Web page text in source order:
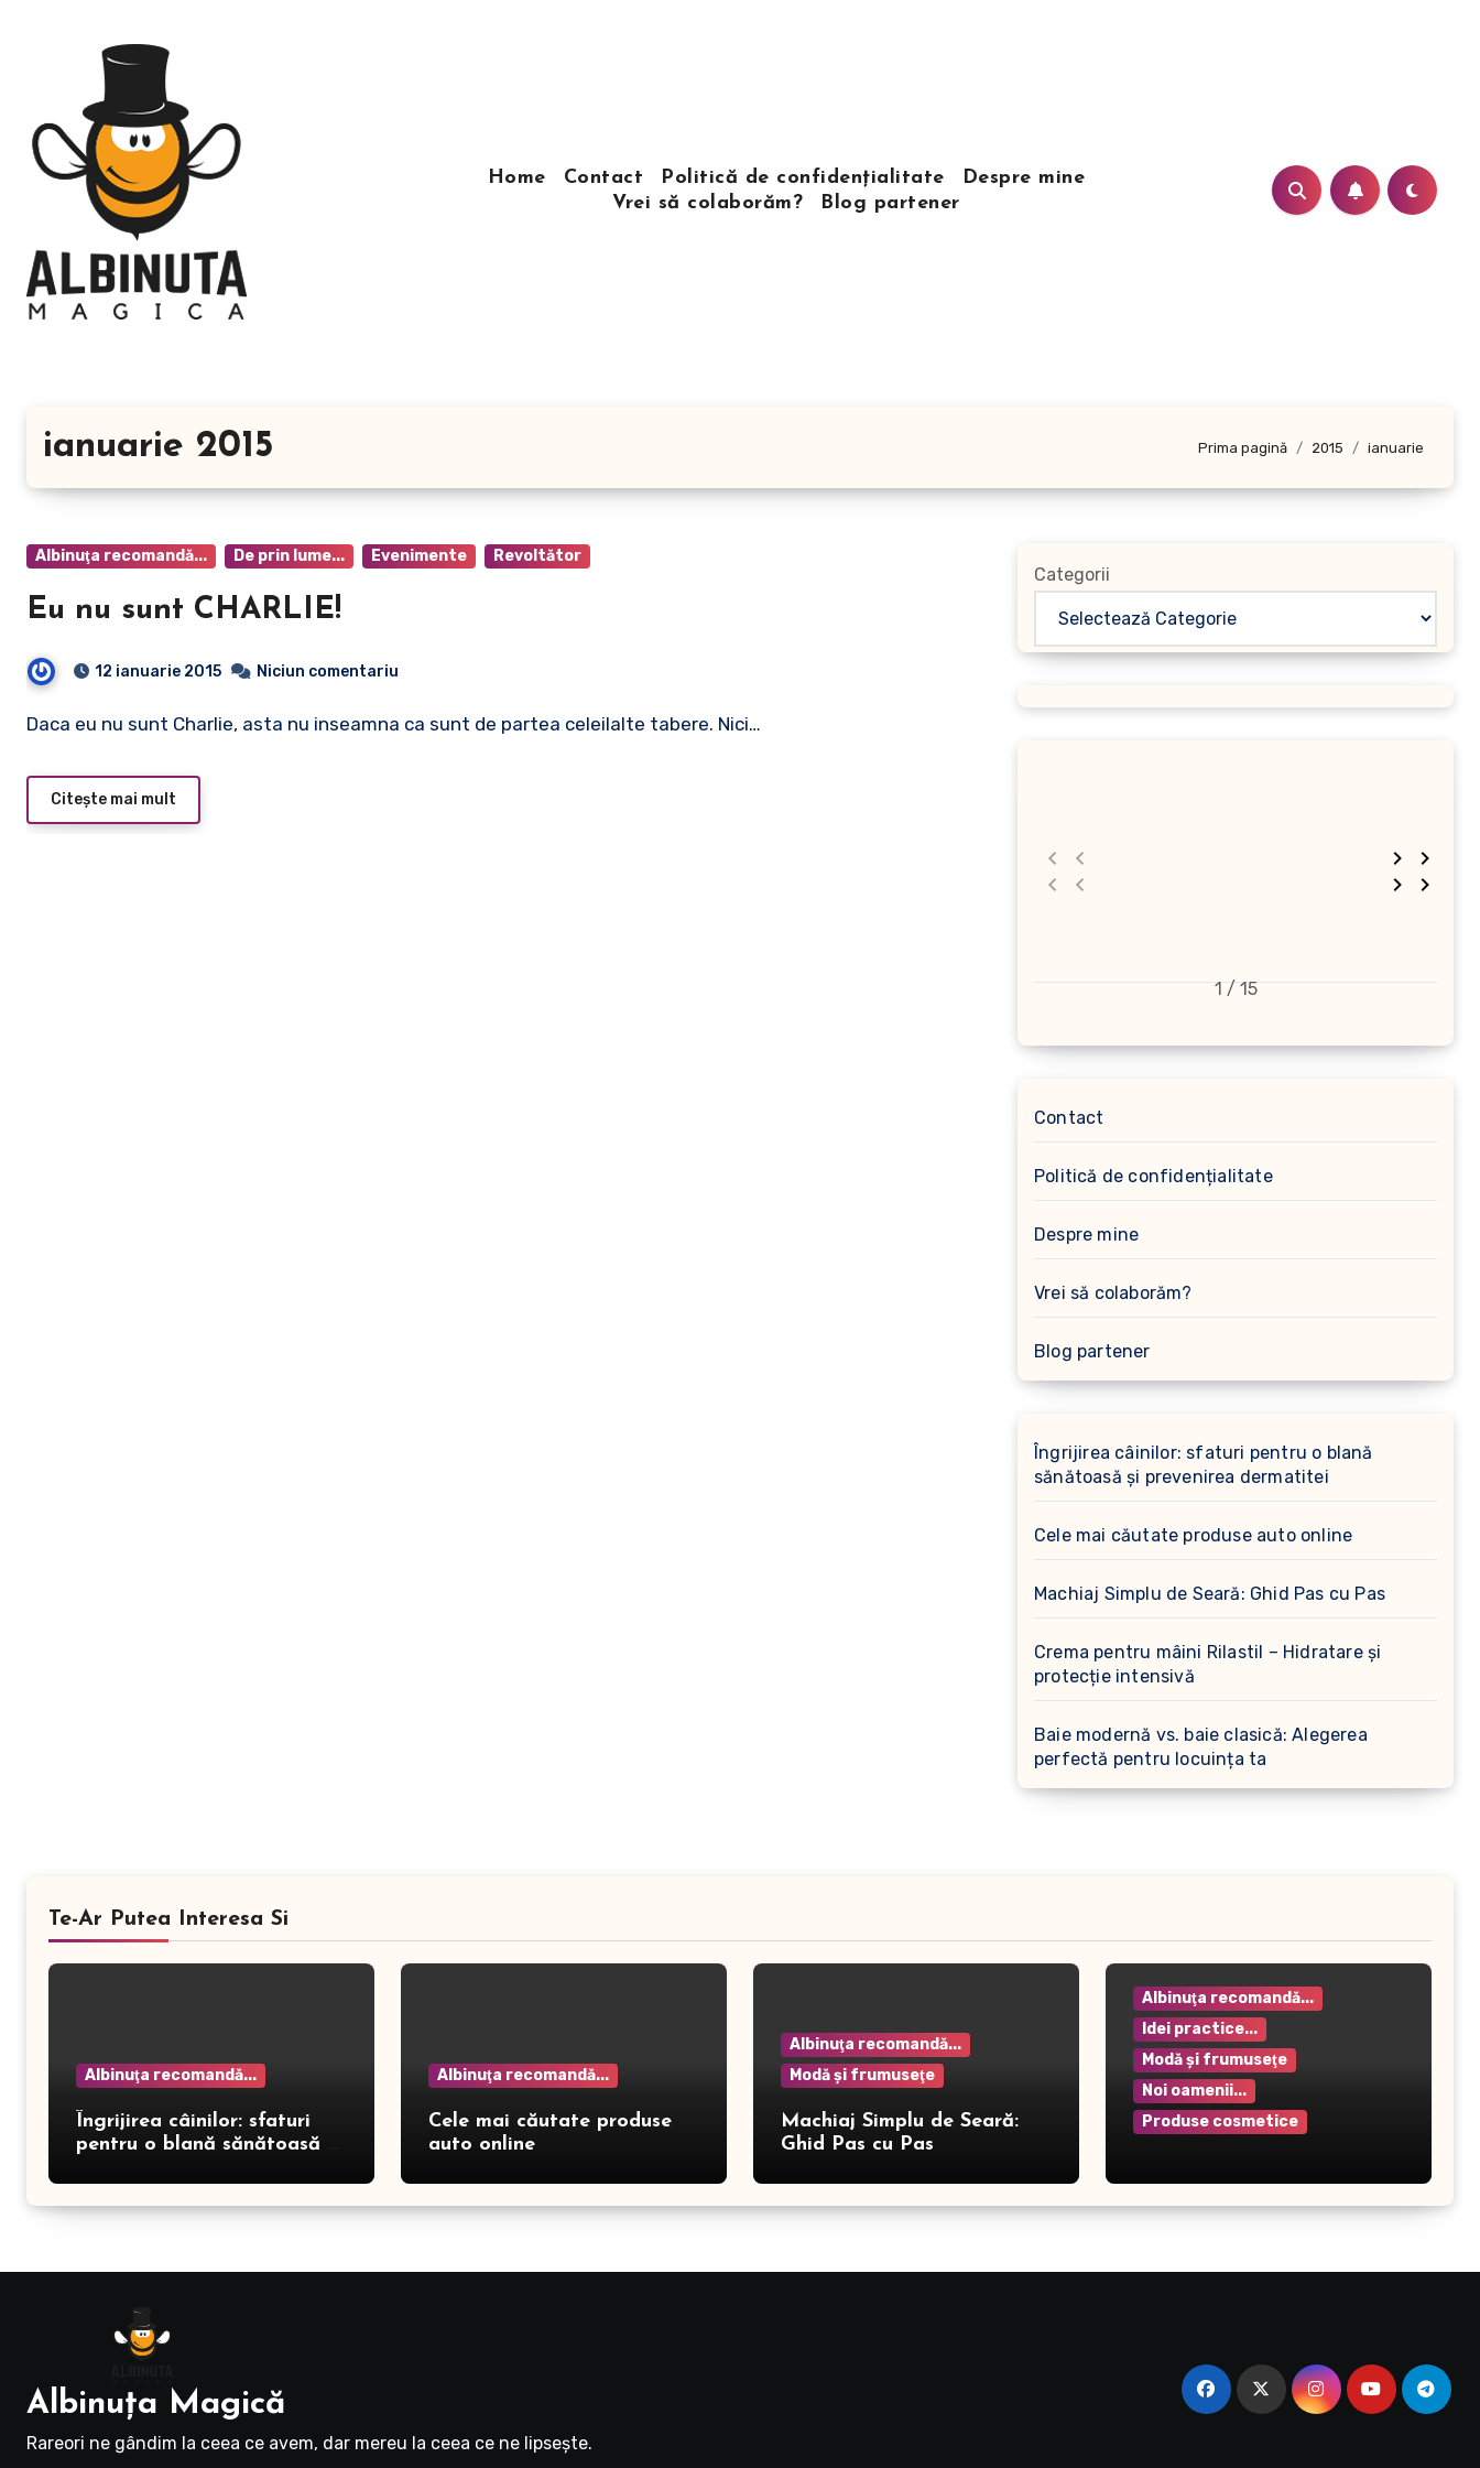
Home Contact Politică de confidențialitate
Despre mine
Vrei să colaborăm?
Blog partener
ianuarie 2015 Prima pagină 2015 ianuarie
Albinuţa recomandă... De prin lume... Evenimente Revoltător
Eu nu sunt CHARLIE!
12 ianuarie 2015 Niciun comentariu
Daca eu nu sunt Charlie, asta nu inseamna ca sunt de partea celeilalte tabere. Nici…
Citește mai mult
Categorii
1 / 15
Contact
Politică de confidențialitate
Despre mine
Vrei să colaborăm?
Blog partener
Îngrijirea câinilor: sfaturi pentru o blană
sănătoasă și prevenirea dermatitei
Cele mai căutate produse auto online
Machiaj Simplu de Seară: Ghid Pas cu Pas
Crema pentru mâini Rilastil – Hidratare și
protecție intensivă
Baie modernă vs. baie clasică: Alegerea
perfectă pentru locuința ta
Te-Ar Putea Interesa Si
Albinuţa recomandă...
Îngrijirea câinilor: sfaturi
pentru o blană sănătoasă și
Albinuţa recomandă...
Cele mai căutate produse
auto online
Albinuţa recomandă...
Modă şi frumuseţe
Machiaj Simplu de Seară:
Ghid Pas cu Pas
Albinuţa recomandă...
Idei practice...
Modă şi frumuseţe
Noi oamenii...
Produse cosmetice
– Hidratare și protecție
intensivă
Albinuţa Magică
Rareori ne gândim la ceea ce avem, dar mereu la ceea ce ne lipseşte.